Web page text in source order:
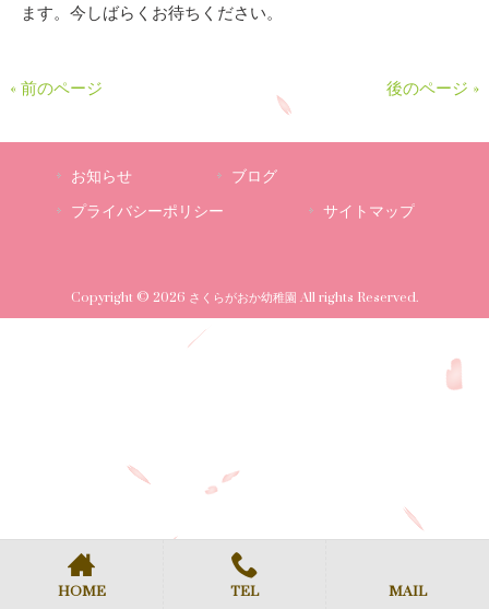
ます。今しばらくお待ちください。
« 前のページ 後のページ »
お知らせ
ブログ
プライバシーポリシー
サイトマップ
Copyright © 2026 さくらがおか幼稚園 All rights Reserved.
HOME TEL MAIL